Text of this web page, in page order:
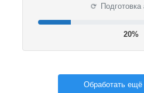
⟳
20%
Обработать ещё